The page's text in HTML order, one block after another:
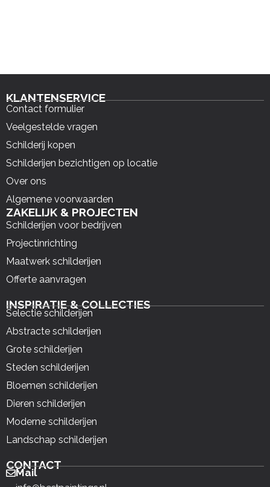
KLANTENSERVICE
Contact formulier
Veelgestelde vragen
Schilderij kopen
Schilderijen bezichtigen op locatie
Over ons
Algemene voorwaarden
ZAKELIJK & PROJECTEN
Schilderijen voor bedrijven
Projectinrichting
Maatwerk schilderijen
Offerte aanvragen
INSPIRATIE & COLLECTIES
Selectie schilderijen
Abstracte schilderijen
Grote schilderijen
Steden schilderijen
Bloemen schilderijen
Dieren schilderijen
Moderne schilderijen
Landschap schilderijen
CONTACT
Mail